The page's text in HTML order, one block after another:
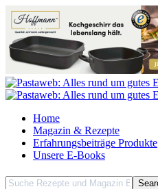
Home
Magazin & Rezepte
Erfahrungsbeiträge Produkte
Unsere E-Books